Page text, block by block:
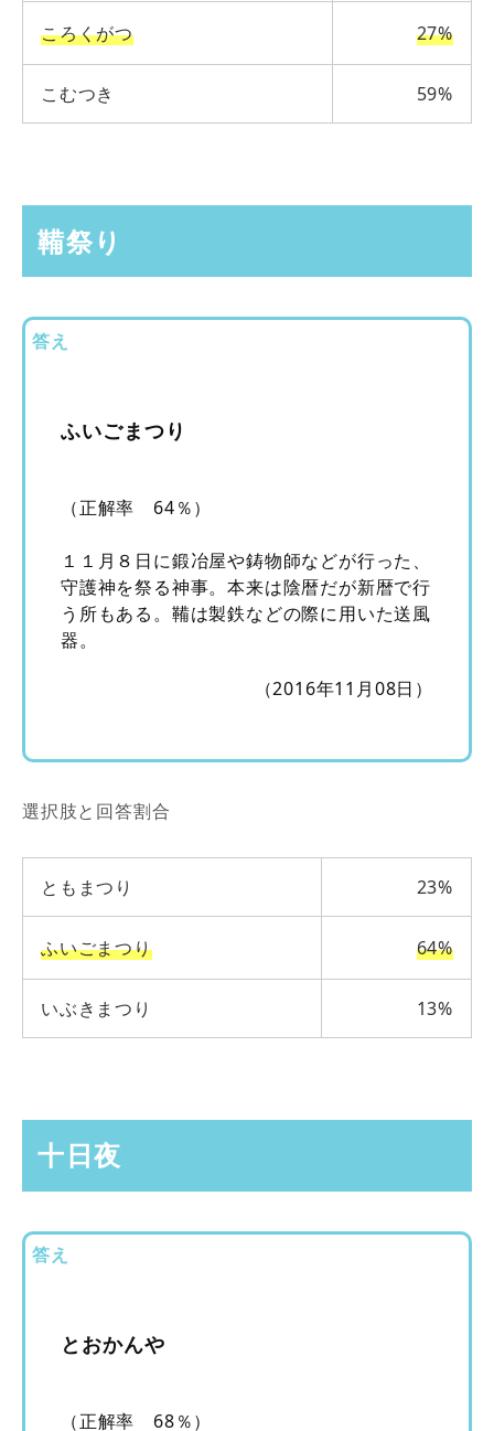
ころくがつ 27%
こむつき 59%
鞴祭り
答え
ふいごまつり
（正解率 64％）
１１月８日に鍛冶屋や鋳物師などが行った、
守護神を祭る神事。本来は陰暦だが新暦で行
う所もある。鞴は製鉄などの際に用いた送風
器。
（2016年11月08日）
選択肢と回答割合
ともまつり 23%
ふいごまつり 64%
いぶきまつり 13%
十日夜
答え
とおかんや
（正解率 68％）